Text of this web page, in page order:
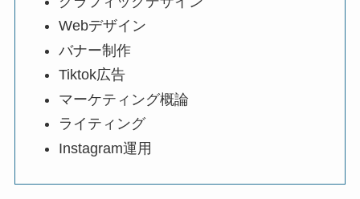
Webデザイン
バナー制作
Tiktok広告
マーケティング概論
ライティング
Instagram運用